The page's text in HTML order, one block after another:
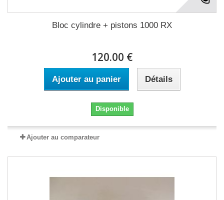
Bloc cylindre + pistons 1000 RX
120.00 €
Ajouter au panier Détails
Disponible
Ajouter au comparateur